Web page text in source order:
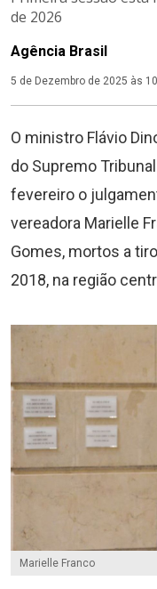
de 2026
Agência Brasil
5 de Dezembro de 2025 às
O ministro Flávio
do Supremo
fevereiro o
vereadora Marielle
Gomes, mortos a
2018, na região
Marielle Franco